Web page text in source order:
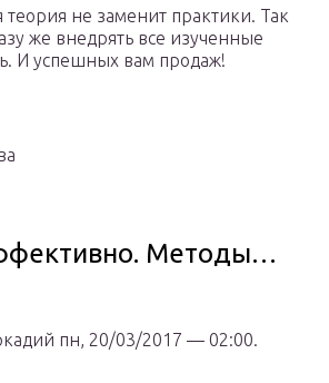
теория не заменит практики. Так
же внедрять все изученные
И успешных вам продаж!
Методы…
пн, 20/03/2017 — 02:00.